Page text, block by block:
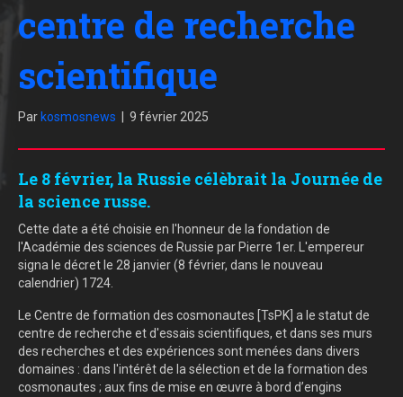
centre de recherche
scientifique
Par kosmosnews 9 février 2025
Le 8 février, la Russie célèbrait la Journée de
la science russe.
Cette date a été choisie en l'honneur de la fondation de
l'Académie des sciences de Russie par Pierre 1er. L'empereur
signa le décret le 28 janvier (8 février, dans le nouveau
calendrier) 1724.
Le Centre de formation des cosmonautes [TsPK] a le statut de
centre de recherche et d'essais scientifiques, et dans ses murs
des recherches et des expériences sont menées dans divers
domaines : dans l'intérêt de la sélection et de la formation des
cosmonautes ; aux fins de mise en œuvre à bord d’engins